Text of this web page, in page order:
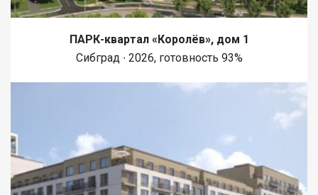
ПАРК-квартал «Королёв», дом 1
Сибград ∙ 2026, готовность 93%